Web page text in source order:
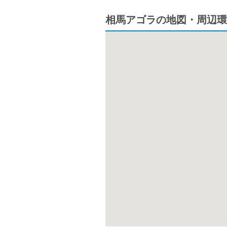
相馬アゴラの地図・周辺